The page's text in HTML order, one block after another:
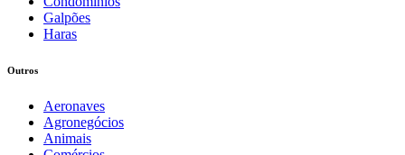
Galpões
Haras
Outros
Aeronaves
Agronegócios
Animais